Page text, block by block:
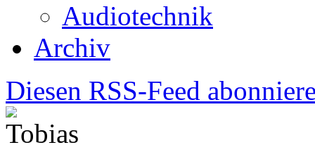
Audiotechnik
Archiv
Diesen RSS-Feed